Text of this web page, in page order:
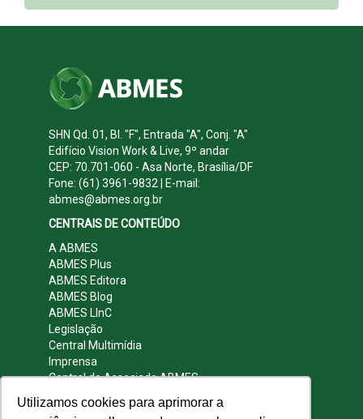
Utilizamos cookies para aprimorar a
SHN Qd. 01, Bl. "F", Entrada "A", Conj. "A"
Edifício Vision Work & Live, 9º andar
CEP: 70.701-060 - Asa Norte, Brasília/DF
Fone: (61) 3961-9832 | E-mail:
abmes@abmes.org.br
CENTRAIS DE CONTEÚDO
A ABMES
ABMES Plus
ABMES Editora
ABMES Blog
ABMES LInC
Legislação
Central Multimídia
Imprensa
Central do Associado ABMES